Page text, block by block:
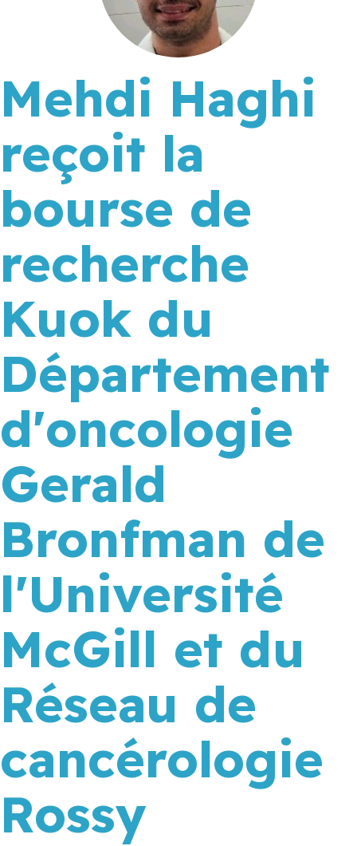
Mehdi Haghi
reçoit la
bourse de
recherche
Kuok du
Département
d'oncologie
Gerald
Bronfman de
l'Université
McGill et du
Réseau de
cancérologie
Rossy